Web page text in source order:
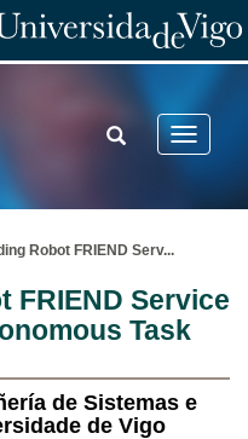
Toggle
TOGGLE
SEARCH
Robot FRIEND Serv...
FRIEND Service
Task
de Sistemas e
de Vigo